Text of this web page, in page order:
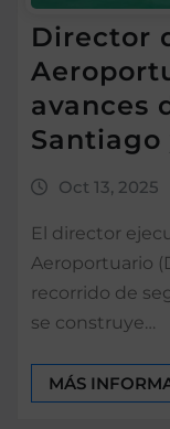
Director
avances
Santiago
Oct 13, 2025
El director
Aeroportuario
recorrido de
se construye…
MÁS